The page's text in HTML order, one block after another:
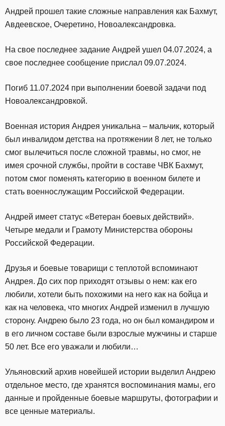
Андрей прошел такие сложные направления как Бахмут,
Авдеевское, Очеретино, Новоалександровка.
На свое последнее задание Андрей ушел 04.07.2024, а
свое последнее сообщение прислал 09.07.2024.
Погиб 11.07.2024 при выполнении боевой задачи под
Новоалександровкой.
Военная история Андрея уникальна – мальчик, который
был инвалидом детства на протяжении 8 лет, не только
смог вылечиться после сложной травмы, но смог, не
имея срочной службы, пройти в составе ЧВК Бахмут,
потом смог поменять категорию в военном билете и
стать военнослужащим Российской Федерации.
Андрей имеет статус «Ветеран боевых действий».
Четыре медали и Грамоту Министерства обороны
Российской Федерации.
Друзья и боевые товарищи с теплотой вспоминают
Андрея. До сих пор приходят отзывы о нем: как его
любили, хотели быть похожими на него как на бойца и
как на человека, что многих Андрей изменил в лучшую
сторону. Андрею было 23 года, но он был командиром и
в его личном составе были взрослые мужчины и старше
50 лет. Все его уважали и любили…
Ульяновский архив новейшей истории выделил Андрею
отдельное место, где хранятся воспоминания мамы, его
данные и пройденные боевые маршруты, фотографии и
все ценные материалы.